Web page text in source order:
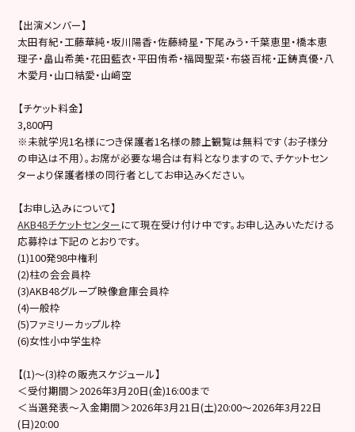
【出演メンバー】
太田有紀・工藤華純・坂川陽香・佐藤綺星・下尾みう・千葉恵里・橋本恵
理子・畠山希美・花田藍衣・平田侑希・福岡聖菜・布袋百椛・正鋳真優・八
木愛月・山口結愛・山﨑空
【チケット料金】
3,800円
※未就学児1名様につき保護者1名様の膝上観覧は無料です（お子様分
の申込は不用）。お席が必要な場合は有料となりますので、チケットセン
ターより保護者様の同行者としてお申込みください。
【お申し込みについて】
AKB48チケットセンター にて現在受け付け中です。お申し込みいただける
応募枠は下記のとおりです。
(1)100発98中権利
(2)柱の会会員枠
(3)AKB48グループ映像倉庫会員枠
(4)一般枠
(5)ファミリーカップル枠
(6)女性小中学生枠
【(1)～(3)枠の販売スケジュール】
＜受付期間＞2026年3月20日(金)16:00まで
＜当選発表～入金期間＞2026年3月21日(土)20:00～2026年3月22日
(日)20:00